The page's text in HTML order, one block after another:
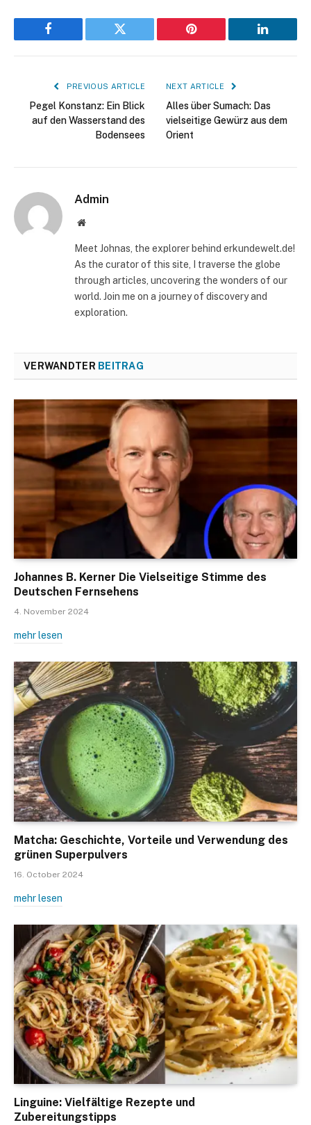
Facebook Twitter Pinterest LinkedIn
PREVIOUS ARTICLE
Pegel Konstanz: Ein Blick
auf den Wasserstand des
Bodensees
NEXT ARTICLE
Alles über Sumach: Das
vielseitige Gewürz aus dem
Orient
Admin
Website
Meet Johnas, the explorer behind erkundewelt.de!
As the curator of this site, I traverse the globe
through articles, uncovering the wonders of our
world. Join me on a journey of discovery and
exploration.
VERWANDTER BEITRAG
Johannes B. Kerner Die Vielseitige Stimme des
Deutschen Fernsehens
4. November 2024
mehr lesen
Matcha: Geschichte, Vorteile und Verwendung des
grünen Superpulvers
16. October 2024
mehr lesen
Linguine: Vielfältige Rezepte und
Zubereitungstipps